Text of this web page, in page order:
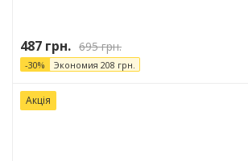
487 грн. 695грн.
-30% Экономия 208 грн.
Акція